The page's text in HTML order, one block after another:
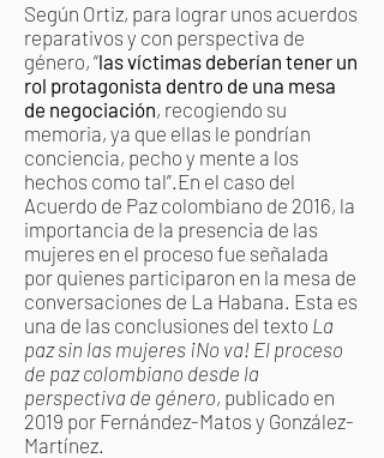
Según Ortiz, para lograr unos acuerdos
reparativos y con perspectiva de
género, “las víctimas deberían tener un
rol protagonista dentro de una mesa
de negociación, recogiendo su
memoria, ya que ellas le pondrían
conciencia, pecho y mente a los
hechos como tal”.En el caso del
Acuerdo de Paz colombiano de 2016, la
importancia de la presencia de las
mujeres en el proceso fue señalada
por quienes participaron en la mesa de
conversaciones de La Habana. Esta es
una de las conclusiones del texto La
paz sin las mujeres ¡No va! El proceso
de paz colombiano desde la
perspectiva de género, publicado en
2019 por Fernández-Matos y González-
Martínez.